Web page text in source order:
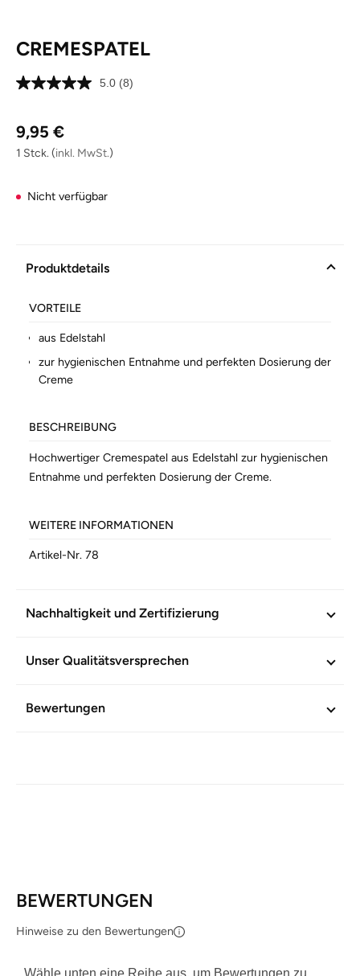
CREMESPATEL
5.0 8
(8)
Regulärer Preis:
9,95 €
1 Stck. (inkl. MwSt.)
Nicht verfügbar
Produktdetails
VORTEILE
aus Edelstahl
zur hygienischen Entnahme und perfekten Dosierung der
Creme
BESCHREIBUNG
Hochwertiger Cremespatel aus Edelstahl zur hygienischen
Entnahme und perfekten Dosierung der Creme.
WEITERE INFORMATIONEN
Artikel-Nr. 78
Nachhaltigkeit und Zertifizierung
Unser Qualitätsversprechen
Bewertungen
BEWERTUNGEN
Hinweise zu den Bewertungen
Wähle unten eine Reihe aus, um Bewertungen zu